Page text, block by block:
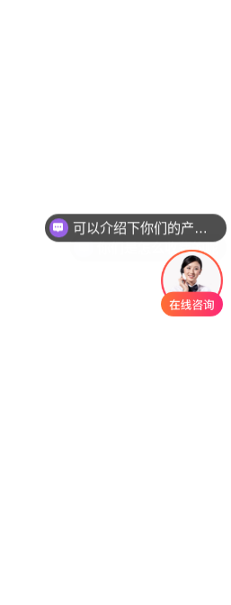
你们是怎么收费的呢